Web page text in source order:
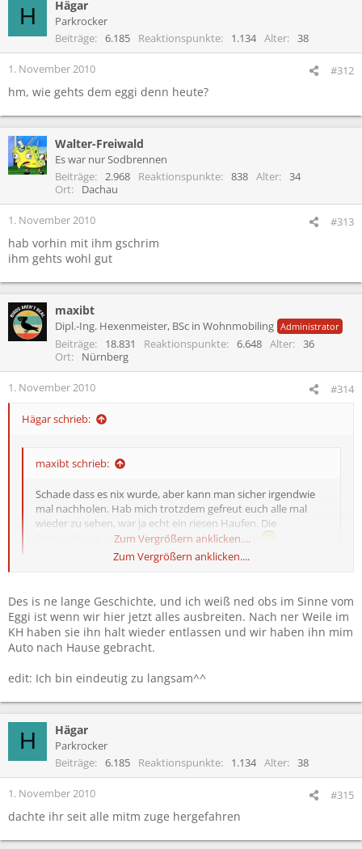
H Hägar
Parkrocker
Beiträge
6.185 Reaktionspunkte 1.134 Alter 38
1. November 2010 #312
hm, wie gehts dem eggi denn heute?
Walter-Freiwald
Es war nur Sodbrennen
Beiträge
2.968 Reaktionspunkte 838 Alter
34
Ort
Dachau
1. November 2010 #313
hab vorhin mit ihm gschrim
ihm gehts wohl gut
maxibt
Dipl.-Ing. Hexenmeister, BSc in Wohnmobiling Administrator
Beiträge 18.831 Reaktionspunkte 6.648 Alter
36
Ort
Nürnberg
1. November 2010 #314
Hägar schrieb:
maxibt schrieb:
Schade dass es nix wurde, aber kann man sicher irgendwie
mal nachholen. Hab mich trotzdem gefreut euch alle mal
wieder zu sehen, war ja echt ein riesen Haufen. Die
Regionalbahn haben wir auf jeden Fall gerockt!
Zum Vergrößern anklicken....
ins kh gefahren bist? Gleich wieder zurück?
Zum Vergrößern anklicken....
Des is ne lange Geschichte, und ich weiß ned obs im Sinne vom
Eggi ist wenn wir hier jetzt alles ausbreiten. Nach ner Weile im
KH haben sie ihn halt wieder entlassen und wir haben ihn mim
Auto nach Hause gebracht.
edit: Ich bin eindeutig zu langsam^^
H Hägar
Parkrocker
Beiträge
6.185 Reaktionspunkte 1.134 Alter 38
1. November 2010 #315
dachte ihr seit alle mitm zuge hergefahren